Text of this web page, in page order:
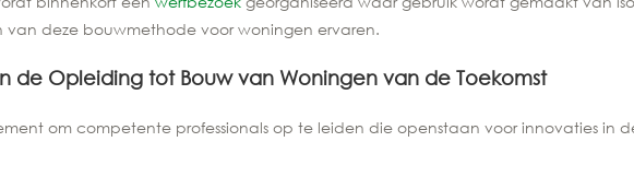
deze bouwmethode voor woningen ervaren.
de Opleiding tot Bouw van Woningen van de Toekomst
om competente professionals op te leiden die openstaan voor innovaties in